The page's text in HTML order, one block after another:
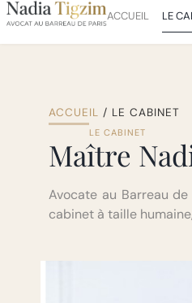
ACCUEIL LE
ACCUEIL / LE CABINET
LE CABINET
Maître
Avocate au Barreau
cabinet à taille